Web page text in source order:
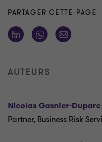
PARTAGER CETTE PAGE
AUTEURS
Nicolas Gasnier-Duparc
Partner, Business Risk